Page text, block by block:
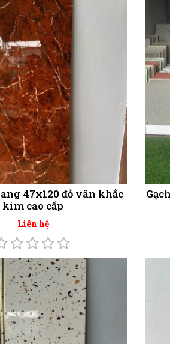
47x120 đỏ vân khắc
kim cao cấp
Liên hệ